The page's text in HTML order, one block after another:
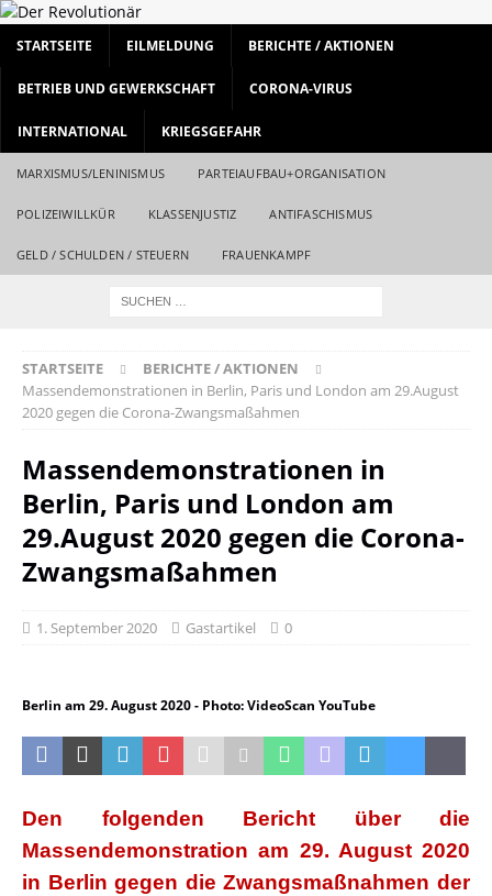
STARTSEITE EILMELDUNG BERICHTE / AKTIONEN
BETRIEB UND GEWERKSCHAFT CORONA-VIRUS
INTERNATIONAL KRIEGSGEFAHR
MARXISMUS/LENINISMUS PARTEIAUFBAU+ORGANISATION
POLIZEIWILLKÜR KLASSENJUSTIZ ANTIFASCHISMUS
GELD / SCHULDEN / STEUERN FRAUENKAMPF
STARTSEITE
BERICHTE / AKTIONEN
Massendemonstrationen in Berlin, Paris und London am 29.August
2020 gegen die Corona-Zwangsmaßahmen
Massendemonstrationen in
Berlin, Paris und London am
29.August 2020 gegen die Corona-
Zwangsmaßahmen
1. September 2020 Gastartikel 0
Berlin am 29. August 2020 - Photo: VideoScan YouTube
Den folgenden Bericht über die
Massendemonstration am 29. August 2020
in Berlin gegen die Zwangsmaßnahmen der